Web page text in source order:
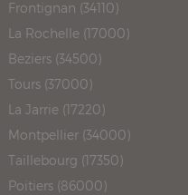
Frontignan (34110)
La Rochelle (17000)
Beziers (34500)
Tours (37000)
La Jarrie (17220)
Montpellier (34000)
Taillebourg (17350)
Poitiers (86000)